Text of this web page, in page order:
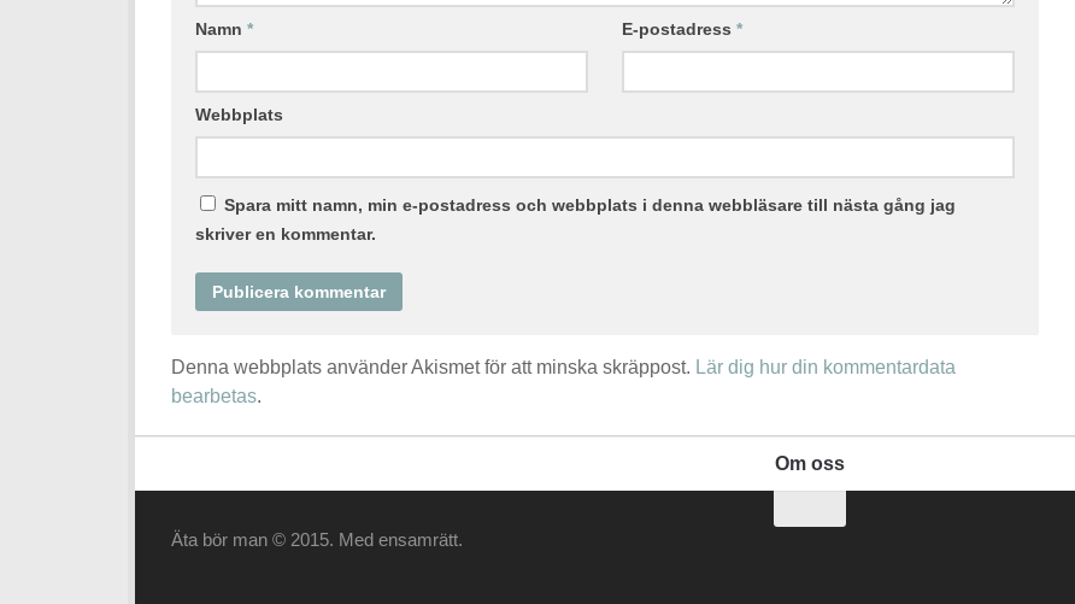
Namn * E-postadress *
Webbplats
Spara mitt namn, min e-postadress och webbplats i denna webbläsare till nästa gång jag
skriver en kommentar.
Denna webbplats använder Akismet för att minska skräppost. Lär dig hur din kommentardata
bearbetas.
Om oss
Äta bör man © 2015. Med ensamrätt.